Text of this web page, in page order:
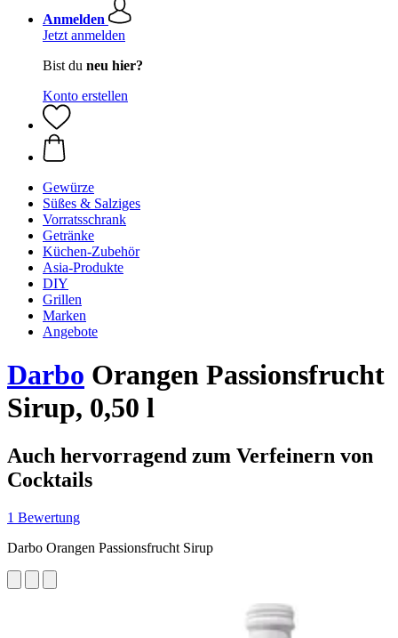
Anmelden
Jetzt anmelden
Bist du neu hier?
Konto erstellen
Gewürze
Süßes & Salziges
Vorratsschrank
Getränke
Küchen-Zubehör
Asia-Produkte
DIY
Grillen
Marken
Angebote
Darbo Orangen Passionsfrucht
Sirup, 0,50 l
Auch hervorragend zum Verfeinern von
Cocktails
1 Bewertung
Darbo Orangen Passionsfrucht Sirup